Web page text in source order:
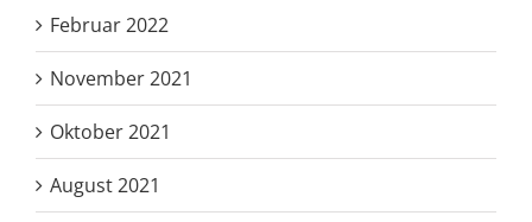
Februar 2022
November 2021
Oktober 2021
August 2021